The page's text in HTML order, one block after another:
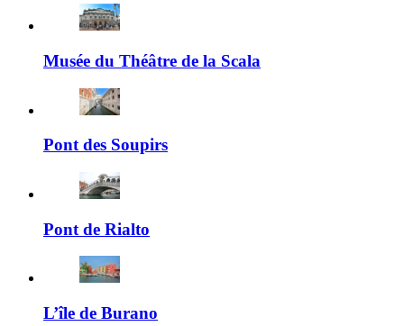
Musée du Théâtre de la Scala
Pont des Soupirs
Pont de Rialto
L’île de Burano